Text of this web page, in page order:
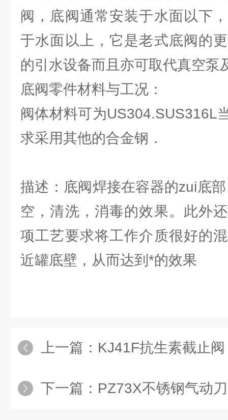
阀，底阀通常安装于水面以下
于水面以上，它是老式底阀的
的引水设备而且亦可取代真空泵
底阀零件材料与工况：
阀体材料可为US304.SUS316L
求采用其他的合金钢．
描述：底阀焊接在容器的zui底
空，清洗，消毒的效果。此外
项工艺要求将工作介质很好的
近罐底壁，从而达到*的效果
上一篇： KJ41F抗生素截止阀
下一篇： PZ73X不锈钢气动